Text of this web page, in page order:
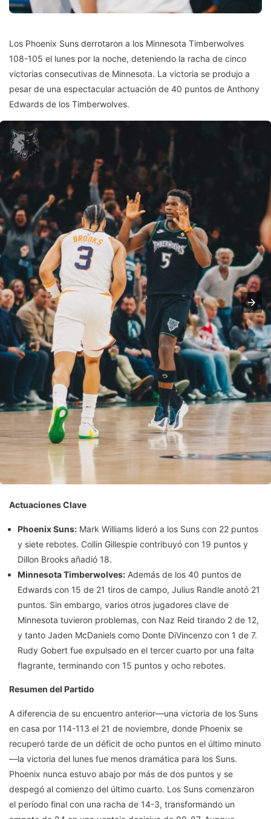
Los Phoenix Suns derrotaron a los Minnesota Timberwolves
108-105 el lunes por la noche, deteniendo la racha de cinco
victorias consecutivas de Minnesota. La victoria se produjo a
pesar de una espectacular actuación de 40 puntos de Anthony
Edwards de los Timberwolves.
Actuaciones Clave
Phoenix Suns: Mark Williams lideró a los Suns con 22 puntos
y siete rebotes. Collin Gillespie contribuyó con 19 puntos y
Dillon Brooks añadió 18.
Minnesota Timberwolves: Además de los 40 puntos de
Edwards con 15 de 21 tiros de campo, Julius Randle anotó 21
puntos. Sin embargo, varios otros jugadores clave de
Minnesota tuvieron problemas, con Naz Reid tirando 2 de 12,
y tanto Jaden McDaniels como Donte DiVincenzo con 1 de 7.
Rudy Gobert fue expulsado en el tercer cuarto por una falta
flagrante, terminando con 15 puntos y ocho rebotes.
Resumen del Partido
A diferencia de su encuentro anterior—una victoria de los Suns
en casa por 114-113 el 21 de noviembre, donde Phoenix se
recuperó tarde de un déficit de ocho puntos en el último minuto
—la victoria del lunes fue menos dramática para los Suns.
Phoenix nunca estuvo abajo por más de dos puntos y se
despegó al comienzo del último cuarto. Los Suns comenzaron
el período final con una racha de 14-3, transformando un